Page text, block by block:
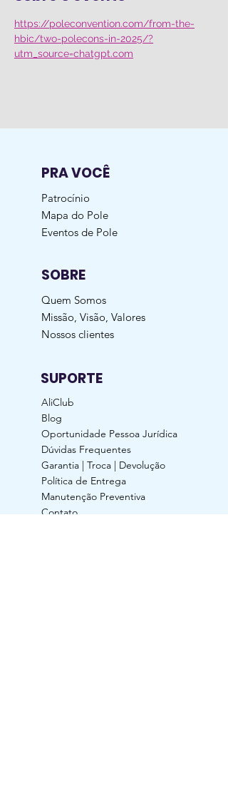
https://poleconvention.com/from-the-
hbic/two-polecons-in-2025/?
utm_source=chatgpt.com
PRA VOCÊ
Patrocínio
Mapa do Pole
Eventos de Pole
SOBRE
Quem Somos
Missão, Visão, Valores
Nossos clientes
SUPORTE
AliClub
Blog
Oportunidade Pessoa Jurídica
Dúvidas Frequentes
Garantia | Troca | Devolução
Política de Entrega
Manutenção Preventiva
Contato